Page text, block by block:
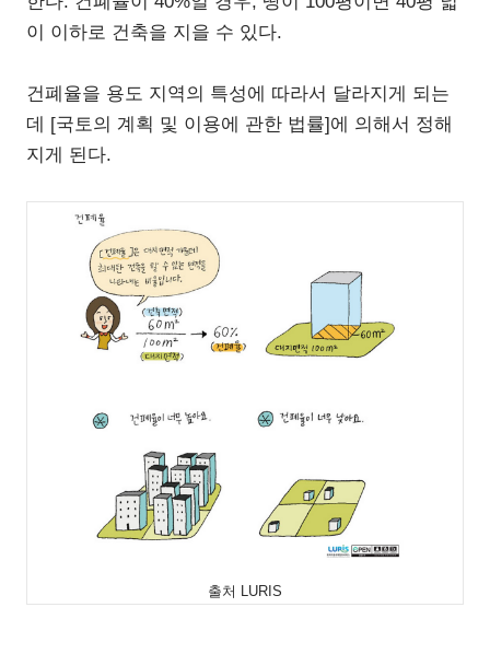
이 이하로 건축을 지을 수 있다.
건폐율을 용도 지역의 특성에 따라서 달라지게 되는
데 [국토의 계획 및 이용에 관한 법률]에 의해서 정해
지게 된다.
출처 LURIS